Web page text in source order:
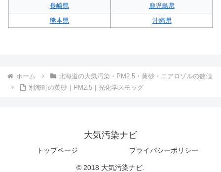
長崎県
鹿児島県
熊本県
沖縄県
ホーム
北海道の大気汚染・PM2.5・黄砂・エアロゾルの数値
別海町の黄砂｜PM2.5｜光化学スモッグ
大気汚染ナビ
トップページ プライバシーポリシー
© 2018 大気汚染ナビ.